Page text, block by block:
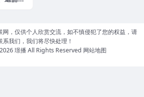
网，仅供个人欣赏交流，如不慎侵犯了您的权益，请
系我们，我们将尽快处理！
璟播All Rights Reserved 网站地图